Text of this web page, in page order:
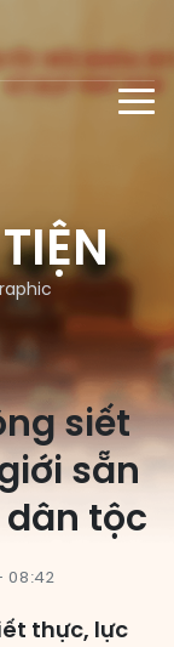
siết
sẵn
tộc
08:42
thực, lực